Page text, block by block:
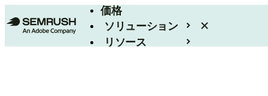
価格
ソリューション
リソース